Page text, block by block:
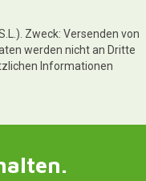
Zweck: Versenden von
werden nicht an Dritte
Informationen